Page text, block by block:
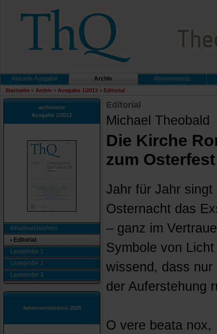
Aktuelle Ausgabe Archiv Abonnements
Startseite » Archiv » Ausgabe 1/2013 » Editorial
archivierte
Ausgabe 1/2013
Inhaltsverzeichnis
• Editorial
Leseprobe 1
Leseprobe 2
Leseprobe 3
Jahresverzeichnis 2025
Editorial
Michael Theobald
Die Kirche
zum
Jahr für Jahr
Osternacht das
– ganz im
Symbole von
wissend, dass
der Auferstehung
O vere beata nox,